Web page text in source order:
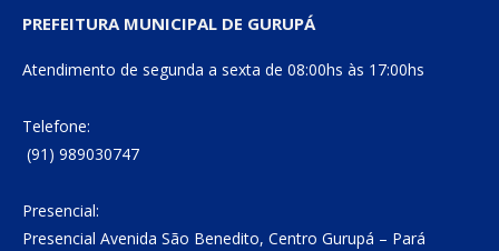
PREFEITURA MUNICIPAL DE GURUPÁ
Atendimento de segunda a sexta de 08:00hs às 17:00hs
Telefone:
(91) 989030747
Presencial:
Presencial Avenida São Benedito, Centro Gurupá – Pará